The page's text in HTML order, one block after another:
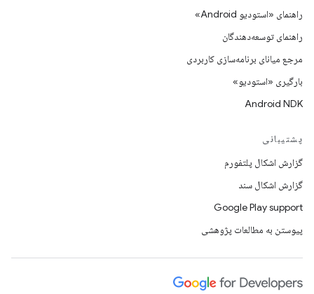
راهنمای «استودیو Android»
راهنمای توسعه‌دهندگان
مرجع میانای برنامه‌سازی کاربردی
بارگیری «استودیو»
Android NDK
پشتیبانی
گزارش اشکال پلتفورم
گزارش اشکال سند
Google Play support
پیوستن به مطالعات پژوهشی